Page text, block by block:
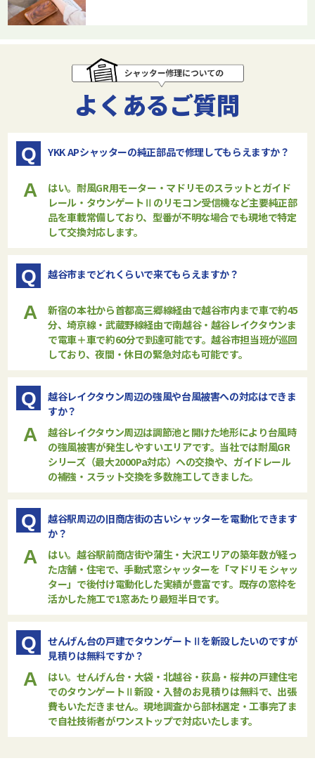
よくあるご質問
Q YKK APシャッターの純正部品で修理してもらえますか？
A
はい。耐風GR用モーター・マドリモのスラットとガイド
レール・タウンゲートⅡのリモコン受信機など主要純正部
品を車載常備しており、型番が不明な場合でも現地で特定
して交換対応します。
Q 越谷市までどれくらいで来てもらえますか？
A
新宿の本社から首都高三郷線経由で越谷市内まで車で約45
分、埼京線・武蔵野線経由で南越谷・越谷レイクタウンま
で電車＋車で約60分で到達可能です。越谷市担当班が巡回
しており、夜間・休日の緊急対応も可能です。
Q
越谷レイクタウン周辺の強風や台風被害への対応はできま
すか？
A
越谷レイクタウン周辺は調節池と開けた地形により台風時
の強風被害が発生しやすいエリアです。当社では耐風GR
シリーズ（最大2000Pa対応）への交換や、ガイドレール
の補強・スラット交換を多数施工してきました。
Q
越谷駅周辺の旧商店街の古いシャッターを電動化できます
か？
A
はい。越谷駅前商店街や蒲生・大沢エリアの築年数が経っ
た店舗・住宅で、手動式窓シャッターを「マドリモ シャッ
ター」で後付け電動化した実績が豊富です。既存の窓枠を
活かした施工で1窓あたり最短半日です。
Q
せんげん台の戸建でタウンゲートⅡを新設したいのですが
見積りは無料ですか？
A
はい。せんげん台・大袋・北越谷・荻島・桜井の戸建住宅
でのタウンゲートⅡ新設・入替のお見積りは無料で、出張
費もいただきません。現地調査から部材選定・工事完了ま
で自社技術者がワンストップで対応いたします。